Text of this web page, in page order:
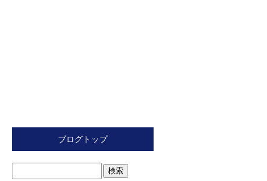
ブログトップ